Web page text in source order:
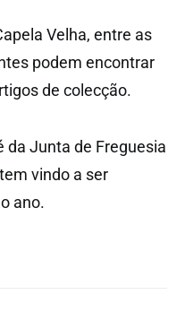
Velha, entre as
podem encontrar
de colecção.
da Junta de Freguesia
vindo a ser
ano.